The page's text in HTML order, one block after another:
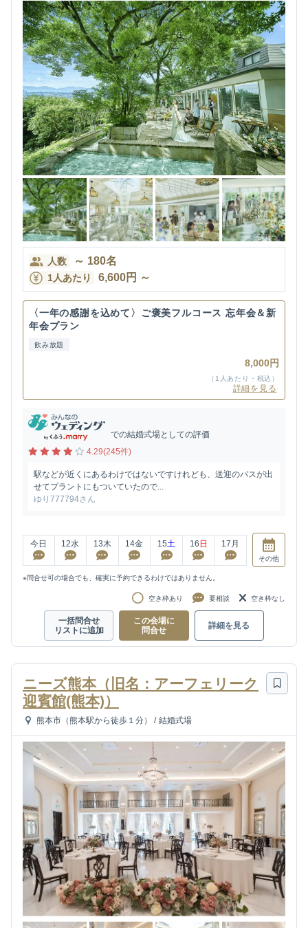
人数 ～ 180名
1人あたり 6,600円 ～
〈一年の感謝を込めて〉ご褒美フルコース 忘年会＆新
年会プラン
飲み放題
8,000円
（1人あたり・税込）
詳細を見る
での結婚式場としての評価
4.29(245件)
駅などが近くにあるわけではないですけれども、送迎のバスが出
せてプラントにもついていたので...
ゆり777794さん
今日 12水 13木 14金 15土 16 日 17 月
その他
※問合せ可の場合でも、確実に予約できるわけではありません。
空き枠あり 要相談 空き枠なし
一括問合せ
リストに追加
この会場に
問合せ
詳細を見る
ニーズ熊本（旧名：アーフェリーク
迎賓館(熊本)）
熊本市（熊本駅から徒歩１分） / 結婚式場